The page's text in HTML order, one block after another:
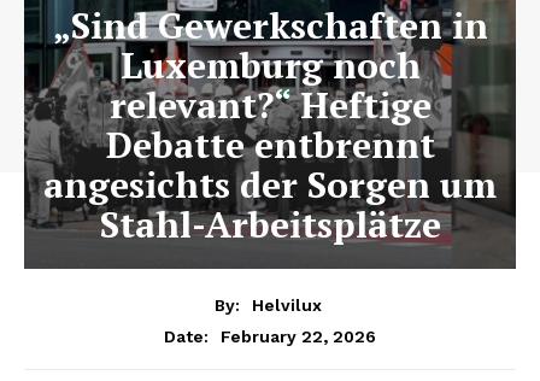
„Sind Gewerkschaften in
Luxemburg noch
relevant?“ Heftige
Debatte entbrennt
angesichts der Sorgen um
Stahl-Arbeitsplätze
By:
Helvilux
Date:
February 22, 2026